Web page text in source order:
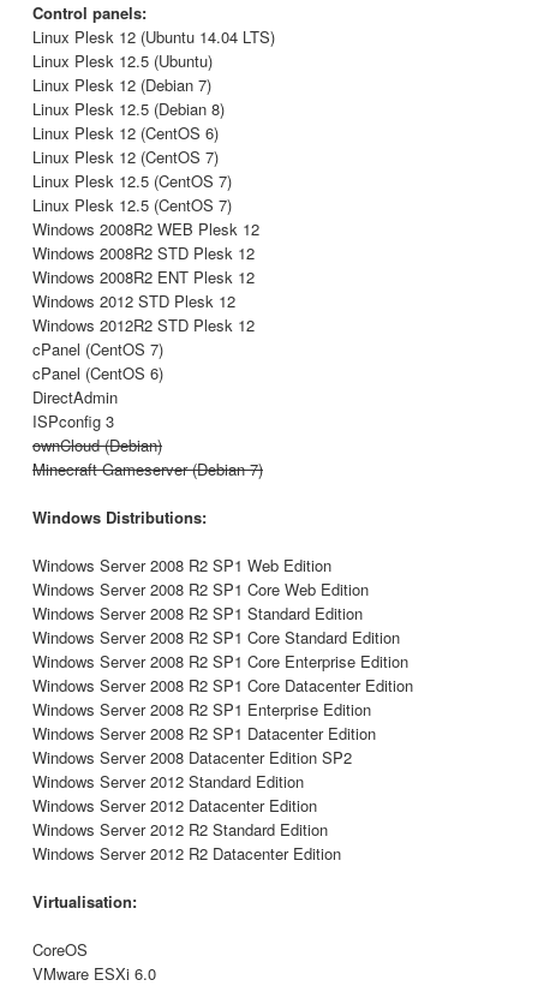
Control panels:
Linux Plesk 12 (Ubuntu 14.04 LTS)
Linux Plesk 12.5 (Ubuntu)
Linux Plesk 12 (Debian 7)
Linux Plesk 12.5 (Debian 8)
Linux Plesk 12 (CentOS 6)
Linux Plesk 12 (CentOS 7)
Linux Plesk 12.5 (CentOS 7)
Linux Plesk 12.5 (CentOS 7)
Windows 2008R2 WEB Plesk 12
Windows 2008R2 STD Plesk 12
Windows 2008R2 ENT Plesk 12
Windows 2012 STD Plesk 12
Windows 2012R2 STD Plesk 12
cPanel (CentOS 7)
cPanel (CentOS 6)
DirectAdmin
ISPconfig 3
ownCloud (Debian)
Minecraft Gameserver (Debian 7)
Windows Distributions:
Windows Server 2008 R2 SP1 Web Edition
Windows Server 2008 R2 SP1 Core Web Edition
Windows Server 2008 R2 SP1 Standard Edition
Windows Server 2008 R2 SP1 Core Standard Edition
Windows Server 2008 R2 SP1 Core Enterprise Edition
Windows Server 2008 R2 SP1 Core Datacenter Edition
Windows Server 2008 R2 SP1 Enterprise Edition
Windows Server 2008 R2 SP1 Datacenter Edition
Windows Server 2008 Datacenter Edition SP2
Windows Server 2012 Standard Edition
Windows Server 2012 Datacenter Edition
Windows Server 2012 R2 Standard Edition
Windows Server 2012 R2 Datacenter Edition
Virtualisation:
CoreOS
VMware ESXi 6.0